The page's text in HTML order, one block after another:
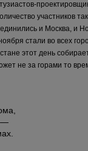
участников
и Москва, и
стали во всех
этот день
не за горами то
—